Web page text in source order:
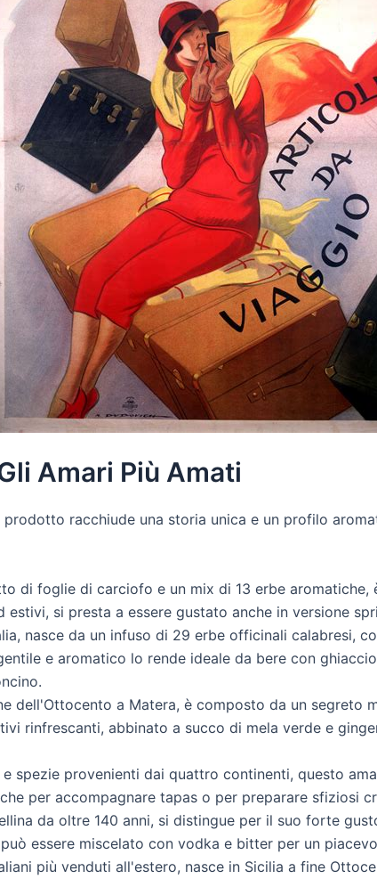
Amari Più Amati
racchiude una storia unica e un profilo
di foglie di carciofo e un mix di 13 erbe aromatiche,
si presta a essere gustato anche in versione
nasce da un infuso di 29 erbe officinali calabresi,
e aromatico lo rende ideale da bere con
dell'Ottocento a Matera, è composto da un segreto
rinfrescanti, abbinato a succo di mela verde e
spezie provenienti dai quattro continenti, questo
per accompagnare tapas o per preparare sfiziosi
da oltre 140 anni, si distingue per il suo forte
essere miscelato con vodka e bitter per un
più venduti all'estero, nasce in Sicilia a fine